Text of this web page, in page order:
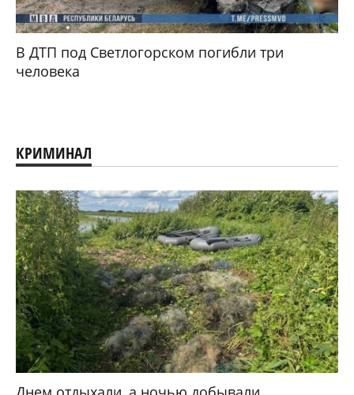
В ДТП под Светлогорском погибли три
человека
КРИМИНАЛ